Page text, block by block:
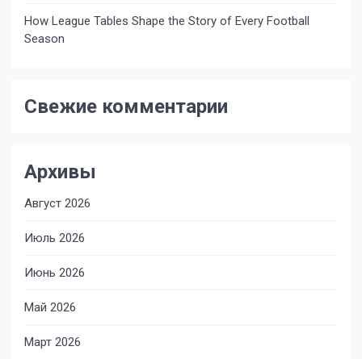
How League Tables Shape the Story of Every Football
Season
Свежие комментарии
Архивы
Август 2026
Июль 2026
Июнь 2026
Май 2026
Март 2026